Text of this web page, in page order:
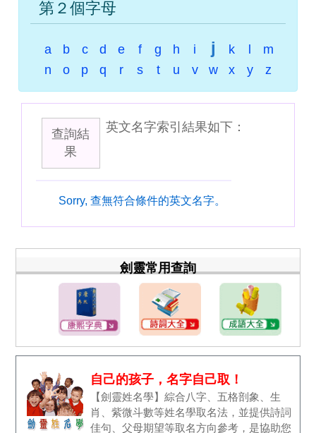
第２個字母
a b c d e f g h i j k
m
n
o p q r s t u v w x y z
查詢結
果
英文名字索引結果如下：
Sorry, 查無符合條件的英文名字。
劍靈常用查詢
自己的孩子，名字自己取！
【劍靈姓名學】綜合八字、五格剖象、生
肖、紫微斗數等姓名學取名法，並提供詩詞
佳句、父母期望等取名方向參考，是協助您